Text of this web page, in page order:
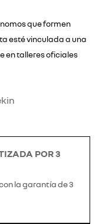
que formen
esté vinculada a una
en talleres oficiales
POR 3
la garantía de 3